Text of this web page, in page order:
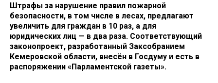
Штрафы за нарушение правил пожарной
безопасности, в том числе в лесах, предлагают
увеличить для граждан в 10 раз, а для
юридических лиц — в два раза. Соответствующий
законопроект, разработанный Заксобранием
Кемеровской области, внесён в Госдуму и есть в
распоряжении «Парламентской газеты».